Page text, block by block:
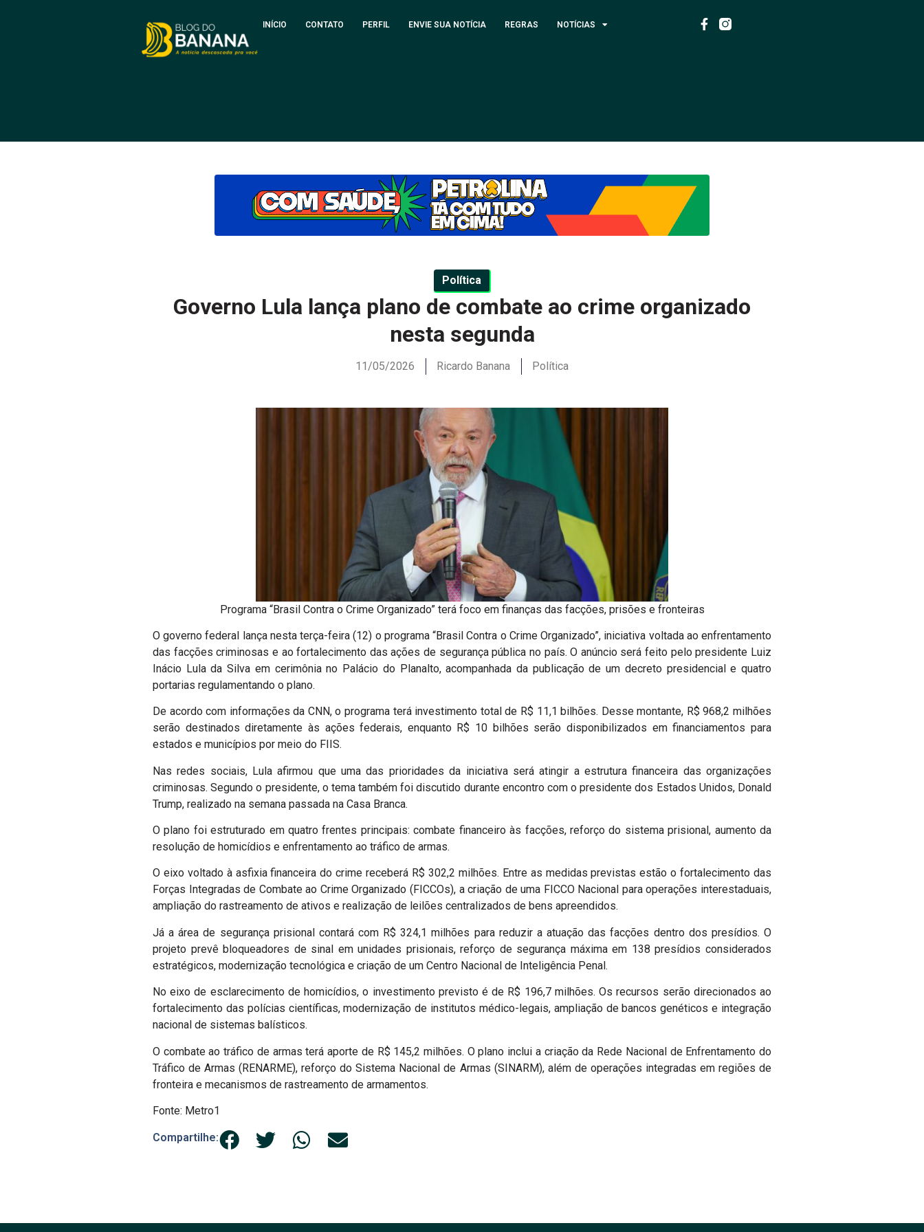
INÍCIO CONTATO PERFIL ENVIE SUA NOTÍCIA REGRAS NOTÍCIAS
Política
Governo Lula lança plano de combate ao crime organizado
nesta segunda
11/05/2026 Ricardo Banana Política
Programa “Brasil Contra o Crime Organizado” terá foco em finanças das facções, prisões e fronteiras
O governo federal lança nesta terça-feira (12) o programa “Brasil Contra o Crime Organizado”, iniciativa voltada ao enfrentamento
das facções criminosas e ao fortalecimento das ações de segurança pública no país. O anúncio será feito pelo presidente Luiz
Inácio Lula da Silva em cerimônia no Palácio do Planalto, acompanhada da publicação de um decreto presidencial e quatro
portarias regulamentando o plano.
De acordo com informações da CNN, o programa terá investimento total de R$ 11,1 bilhões. Desse montante, R$ 968,2 milhões
serão destinados diretamente às ações federais, enquanto R$ 10 bilhões serão disponibilizados em financiamentos para
estados e municípios por meio do FIIS.
Nas redes sociais, Lula afirmou que uma das prioridades da iniciativa será atingir a estrutura financeira das organizações
criminosas. Segundo o presidente, o tema também foi discutido durante encontro com o presidente dos Estados Unidos, Donald
Trump, realizado na semana passada na Casa Branca.
O plano foi estruturado em quatro frentes principais: combate financeiro às facções, reforço do sistema prisional, aumento da
resolução de homicídios e enfrentamento ao tráfico de armas.
O eixo voltado à asfixia financeira do crime receberá R$ 302,2 milhões. Entre as medidas previstas estão o fortalecimento das
Forças Integradas de Combate ao Crime Organizado (FICCOs), a criação de uma FICCO Nacional para operações interestaduais,
ampliação do rastreamento de ativos e realização de leilões centralizados de bens apreendidos.
Já a área de segurança prisional contará com R$ 324,1 milhões para reduzir a atuação das facções dentro dos presídios. O
projeto prevê bloqueadores de sinal em unidades prisionais, reforço de segurança máxima em 138 presídios considerados
estratégicos, modernização tecnológica e criação de um Centro Nacional de Inteligência Penal.
No eixo de esclarecimento de homicídios, o investimento previsto é de R$ 196,7 milhões. Os recursos serão direcionados ao
fortalecimento das polícias científicas, modernização de institutos médico-legais, ampliação de bancos genéticos e integração
nacional de sistemas balísticos.
O combate ao tráfico de armas terá aporte de R$ 145,2 milhões. O plano inclui a criação da Rede Nacional de Enfrentamento do
Tráfico de Armas (RENARME), reforço do Sistema Nacional de Armas (SINARM), além de operações integradas em regiões de
fronteira e mecanismos de rastreamento de armamentos.
Fonte: Metro1
Compartilhe: